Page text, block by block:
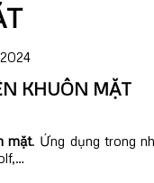
KHUÔN MẶT
mặt. Ứng dụng trong